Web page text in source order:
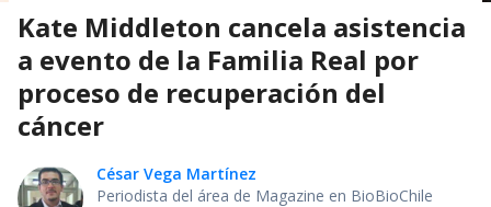
Kate Middleton cancela asistencia
a evento de la Familia Real por
proceso de recuperación del
cáncer
César Vega Martínez
Periodista del área de Magazine en BioBioChile